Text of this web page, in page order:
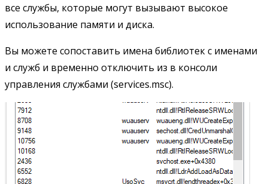
все службы, которые могут вызывают высокое
использование памяти и диска.
Вы можете сопоставить имена библиотек с именами
и служб и временно отключить из в консоли
управления службами (services.msc).